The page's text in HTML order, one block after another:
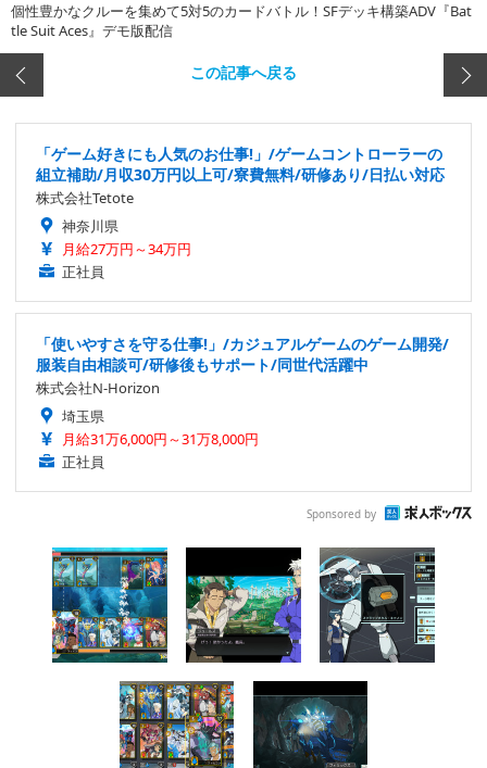
個性豊かなクルーを集めて5対5のカードバトル！SFデッキ構築ADV『Bat
tle Suit Aces』デモ版配信
この記事へ戻る
「ゲーム好きにも人気のお仕事!」/ゲームコントローラーの
組立補助/月収30万円以上可/寮費無料/研修あり/日払い対応
株式会社Tetote
神奈川県
月給27万円～34万円
正社員
「使いやすさを守る仕事!」/カジュアルゲームのゲーム開発/
服装自由相談可/研修後もサポート/同世代活躍中
株式会社N-Horizon
埼玉県
月給31万6,000円～31万8,000円
正社員
Sponsored by